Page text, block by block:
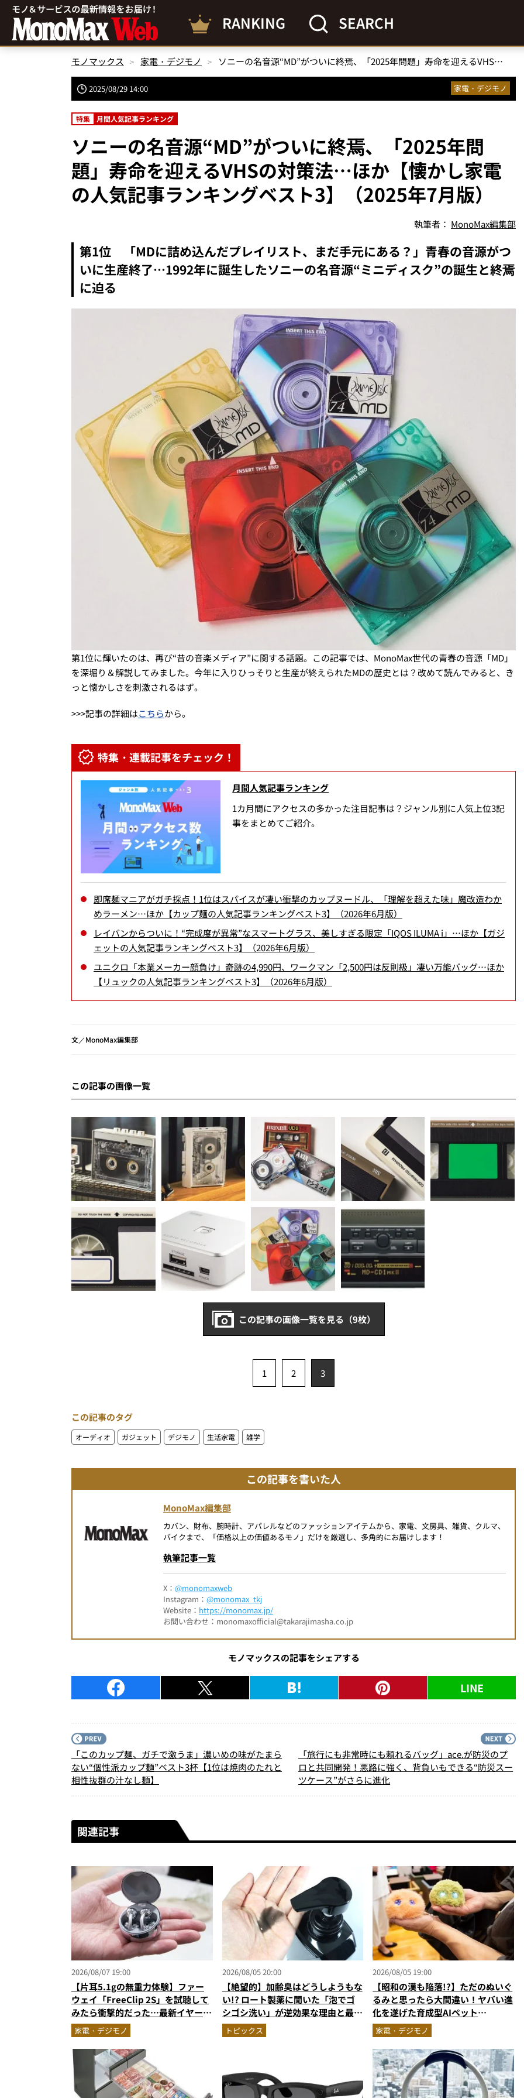
RANKING SEARCH
モノマックス 家電・デジモノ ソニーの名音源“MD”がついに終焉、「2025年問題」寿命を迎えるVHSの対策法…ほか【懐かし家電の人気記事ランキングベスト3】（2025年7月版）
2025/08/29 14:00 家電・デジモノ
特集 月間人気記事ランキング
ソニーの名音源“MD”がついに終焉、「2025年問
題」寿命を迎えるVHSの対策法…ほか【懐かし家電
の人気記事ランキングベスト3】（2025年7月版）
執筆者： MonoMax編集部
第1位 「MDに詰め込んだプレイリスト、まだ手元にある？」青春の音源がつ
いに生産終了…1992年に誕生したソニーの名音源“ミニディスク”の誕生と終焉
に迫る
第1位に輝いたのは、再び“昔の音楽メディア”に関する話題。この記事では、MonoMax世代の青春の音源「MD」
を深堀り＆解説してみました。今年に入りひっそりと生産が終えられたMDの歴史とは？改めて読んでみると、き
っと懐かしさを刺激されるはず。
>>>記事の詳細はこちらから。
特集・連載記事をチェック！
月間人気記事ランキング
1カ月間にアクセスの多かった注目記事は？ジャンル別に人気上位3記
事をまとめてご紹介。
即席麺マニアがガチ採点！1位はスパイスが凄い衝撃のカップヌードル、「理解を超えた味」魔改造わか
めラーメン…ほか【カップ麺の人気記事ランキングベスト3】（2026年6月版）
レイバンからついに！“完成度が異常”なスマートグラス、美しすぎる限定「IQOS ILUMA i」…ほか【ガジ
ェットの人気記事ランキングベスト3】（2026年6月版）
ユニクロ「本業メーカー顔負け」奇跡の4,990円、ワークマン「2,500円は反則級」凄い万能バッグ…ほか
【リュックの人気記事ランキングベスト3】（2026年6月版）
文／MonoMax編集部
この記事の画像一覧
この記事の画像一覧を見る（9枚）
1 2 3
この記事のタグ
オーディオ ガジェット デジモノ 生活家電 雑学
この記事を書いた人
MonoMax編集部
カバン、財布、腕時計、アパレルなどのファッションアイテムから、家電、文房具、雑貨、クルマ、
バイクまで、「価格以上の価値あるモノ」だけを厳選し、多角的にお届けします！
執筆記事一覧
X： @monomaxweb
Instagram： @monomax_tkj
Website： https://monomax.jp/
お問い合わせ：monomaxofficial@takarajimasha.co.jp
モノマックスの記事をシェアする
LINE
「このカップ麺、ガチで激うま」濃いめの味がたまら
ない“個性派カップ麺”ベスト3杯【1位は焼肉のたれと
相性抜群の汁なし麺】
「旅行にも非常時にも頼れるバッグ」ace.が防災のプ
ロと共同開発！悪路に強く、背負いもできる“防災スー
ツケース”がさらに進化
関連記事
2026/08/07 19:00
【片耳5.1gの無重力体験】ファー
ウェイ「FreeClip 2S」を試聴して
みたら衝撃的だった…最新イヤーカ
フ型イヤホンの着け心地とAI技術に
感動
家電・デジモノ
2026/08/05 20:00
【絶望的】加齢臭はどうしようもな
い!? ロート製薬に聞いた「泡でゴ
シゴシ洗い」が逆効果な理由と最強
のニオイ対策
トピックス
2026/08/05 19:00
【昭和の漢も陥落!?】ただのぬいぐ
るみと思ったら大間違い！ヤバい進
化を遂げた育成型AIペット
「Fuzozo」にハートを奪われた
家電・デジモノ